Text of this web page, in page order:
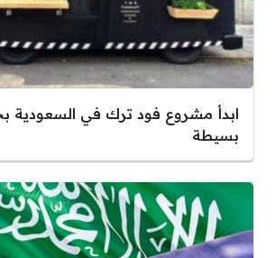
ابدأ مشروع فود ترك في السعودية
بسيطة